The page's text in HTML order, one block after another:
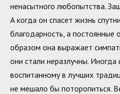
ненасытного любопытства.
А когда он спасет жизнь
благодарность, а постоянные
образом она выражает
они стали неразлучны.
воспитанному в лучших
не мешало бы поторопиться.